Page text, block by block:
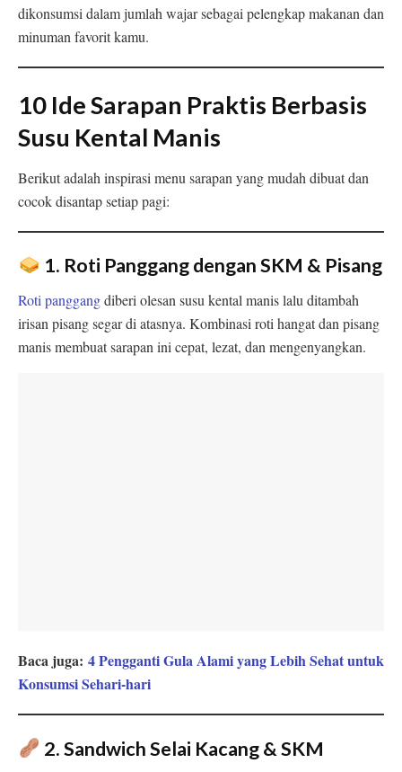
dikonsumsi dalam jumlah wajar sebagai pelengkap makanan dan
minuman favorit kamu.
10 Ide Sarapan Praktis Berbasis
Susu Kental Manis
Berikut adalah inspirasi menu sarapan yang mudah dibuat dan
cocok disantap setiap pagi:
1. Roti Panggang dengan SKM & Pisang
Roti panggangdiberi olesan susu kental manis lalu ditambah
irisan pisang segar di atasnya. Kombinasi roti hangat dan pisang
manis membuat sarapan ini cepat, lezat, dan mengenyangkan.
Baca juga: 4 Pengganti Gula Alami yang Lebih Sehat untuk
Konsumsi Sehari-hari
2. Sandwich Selai Kacang & SKM